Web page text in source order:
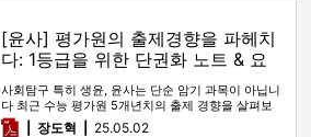
[윤사] 평가원의 출제경향을 파헤치
다: 1등급을 위한 단권화 노트 & 요
약본
사회탐구 특히 생윤, 윤사는 단순 암기 과목이 아닙니
다 최근 수능 평가원 5개년치의 출제 경향을 살펴보
면 2022 9모, 2…
pdf장도혁 25.05.02